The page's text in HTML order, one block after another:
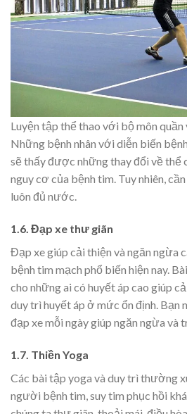
Luyện tập thể thao với bộ môn
Những bệnh nhân với diễn biến
sẽ thấy được những thay đổi về thể
nguy cơ của bệnh tim. Tuy nhiên,
luôn đủ nước.
1.6. Đạp xe thư giãn
Đạp xe giúp cải thiện và ngăn ngừa
bệnh tim mạch phổ biến hiện nay.
cho những ai có huyết áp cao giúp
duy trì huyết áp ở mức ổn định. Bạn
đạp xe mỗi ngày giúp ngăn ngừa và
1.7. Thiền Yoga
Các bài tập yoga và duy trì thường
người bệnh tim, suy tim phục hồi